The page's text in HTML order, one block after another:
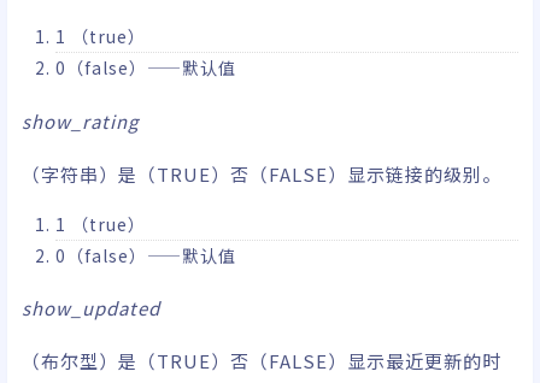
1 （true）
0（false）——默认值
show_rating
（字符串）是（TRUE）否（FALSE）显示链接的级别。
1 （true）
0（false）——默认值
show_updated
（布尔型）是（TRUE）否（FALSE）显示最近更新的时